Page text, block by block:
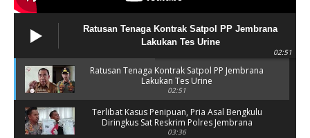
Ratusan Tenaga Kontrak Satpol PP Jembrana
Lakukan Tes Urine
02:51
Ratusan Tenaga Kontrak Satpol PP Jembrana
Lakukan Tes Urine
02:51
Terlibat Kasus Penipuan, Pria Asal Bengkulu
Diringkus Sat Reskrim Polres Jembrana
03:36